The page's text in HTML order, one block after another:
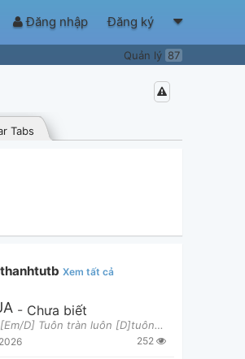
Đăng nhập Đăng ký
Quản lý 87
Tabs
Xem tất cả
- Chưa biết
Verse 1 [D]Xót thương từ Chúa [Em/D] Tuôn tràn luôn [D]tuôn tràn tuôn [A]tràn [D]Xót thương từ C
252